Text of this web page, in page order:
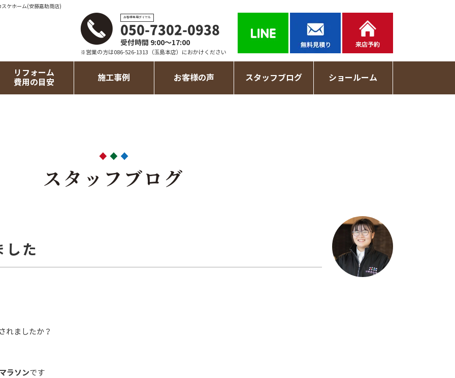
スケホーム(安藤嘉助商店)
お客様専用ダイヤル
050-7302-0938
受付時間 9:00～17:00
※営業の方は086-526-1313（玉島本店）におかけください
リフォーム
費用の目安
施工事例 お客様の声 スタッフブログ ショールーム
スタッフブログ
した
れましたか？
ラソンです